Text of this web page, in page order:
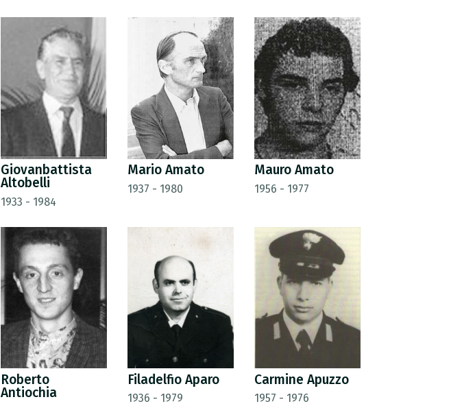
Giovanbattista
Altobelli
1933 - 1984
Mario Amato
1937 - 1980
Mauro Amato
1956 - 1977
Roberto
Antiochia
Filadelfio Aparo
1936 - 1979
Carmine Apuzzo
1957 - 1976